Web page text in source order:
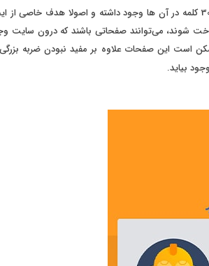
برای اینکه این صفحات را بیشتر بشناسید، اصولا صفحه‌هایی هستند که کمتر از 300 کلمه در آن ها وجود داشته و اصولا هدف خاصی
شوند، می‌توانند صفحاتی باشند که درون سایت
است این صفحات علاوه بر مفید نبودن ضربه
بیاید.